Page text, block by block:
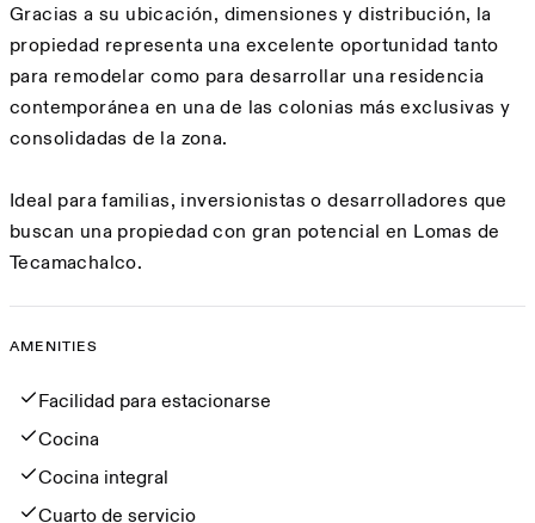
Gracias a su ubicación, dimensiones y distribución, la
propiedad representa una excelente oportunidad tanto
para remodelar como para desarrollar una residencia
contemporánea en una de las colonias más exclusivas y
consolidadas de la zona.
Ideal para familias, inversionistas o desarrolladores que
buscan una propiedad con gran potencial en Lomas de
Tecamachalco.
Amenities
AMENITIES
Facilidad para estacionarse
Cocina
Cocina integral
Cuarto de servicio